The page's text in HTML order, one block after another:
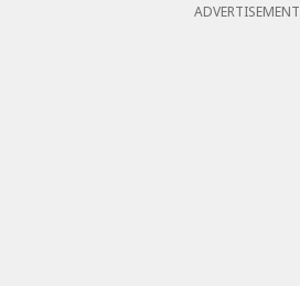
ADVERTISEMENT